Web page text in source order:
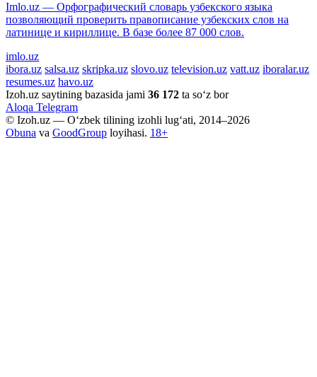
Imlo.uz — Орфографический словарь узбекского языка
позволяющий проверить правописание узбекских слов на
латинице и кириллице. В базе более 87 000 слов.
imlo.uz
ibora.uz salsa.uz skripka.uz slovo.uz television.uz vatt.uz iboralar.uz
resumes.uz havo.uz
Izoh.uz saytining bazasida jami 36 172 ta so‘z bor
Aloqa Telegram
© Izoh.uz — O‘zbek tilining izohli lug‘ati, 2014–2026
Obuna va GoodGroup loyihasi. 18+